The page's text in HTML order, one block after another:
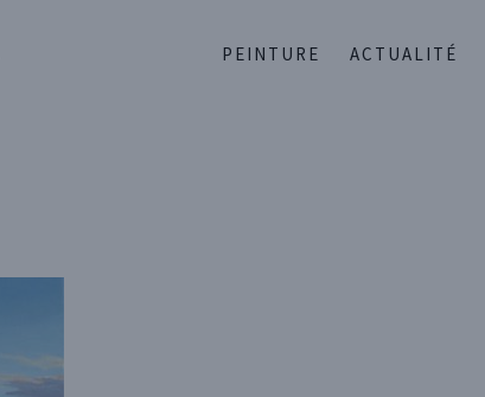
PEINTURE ACTUALITÉ